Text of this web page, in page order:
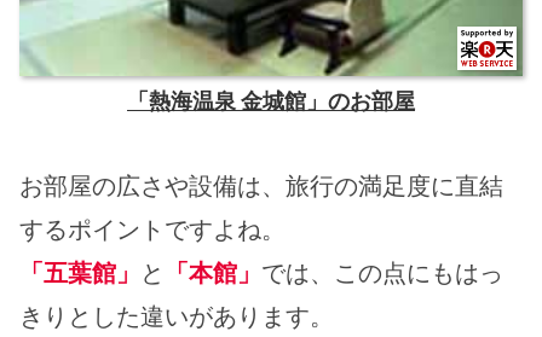
「熱海温泉 金城館」のお部屋
お部屋の広さや設備は、旅行の満足度に直結
するポイントですよね。
「五葉館」 と 「本館」 では、この点にもはっ
きりとした違いがあります。